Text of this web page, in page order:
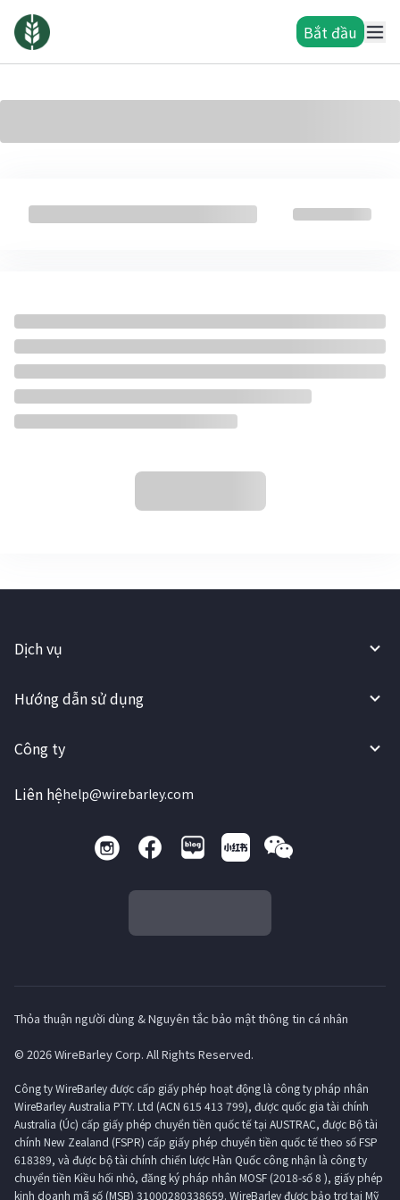
Bắt đầu
Dịch vụ
Hướng dẫn sử dụng
Công ty
Liên hệhelp@wirebarley.com
Thỏa thuận người dùng & Nguyên tắc bảo mật thông tin cá nhân
© 2026 WireBarley Corp. All Rights Reserved.
Công ty WireBarley được cấp giấy phép hoạt động là công ty pháp nhân
WireBarley Australia PTY. Ltd (ACN 615 413 799), được quốc gia tài chính
Australia (Úc) cấp giấy phép chuyển tiền quốc tế tại AUSTRAC, được Bộ tài
chính New Zealand (FSPR) cấp giấy phép chuyển tiền quốc tế theo số FSP
618389, và được bộ tài chính chiến lược Hàn Quốc công nhận là công ty
chuyển tiền Kiều hối nhỏ, đăng ký pháp nhân MOSF (2018-số 8 ), giấy phép
kinh doanh mã số (MSB) 31000280338659. WireBarley được bảo trợ tại Mỹ